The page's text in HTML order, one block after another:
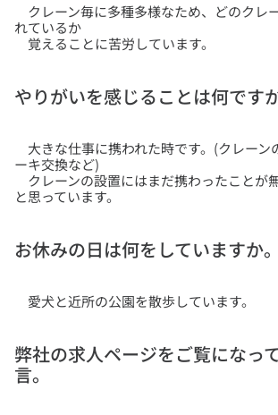
クレーン毎に多種多様なため、どのクレ
れているか
覚えることに苦労しています。
やりがいを感じることは何ですか
大きな仕事に携われた時です。(クレーン
ーキ交換など)
クレーンの設置にはまだ携わったことが無
と思っています。
お休みの日は何をしていますか。
愛犬と近所の公園を散歩しています。
弊社の求人ページをご覧になっ
言。